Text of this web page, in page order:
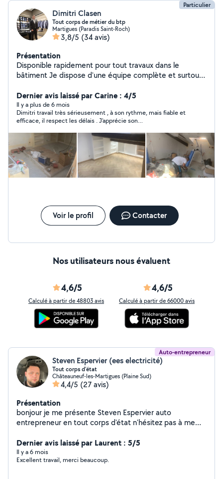
Particulier
Dimitri Clasen
Tout corps de métier du btp
Martigues (Paradis Saint-Roch)
3,8/5 (34 avis)
Présentation
Disponible rapidement pour tout travaux dans le
bâtiment Je dispose d'une équipe complète et surtout
salle de bain Pose de cuisine Maçonnerie Pose de
climatisation entretien dépannage Menuiserie alu PVC
pose et dépannage Serrurerie Ferronnerie sur-mesure
Architecte Décorateur d'intérieur
Dernier avis laissé par Carine : 4/5
Il y a plus de 6 mois
Dimitri travail très sérieusement , à son rythme, mais fiable et
efficace, il respect les délais . J’apprécie son
Voir le profil Contacter
Nos utilisateurs nous évaluent
4,6/5
Calculé à partir de 48803 avis
4,6/5
Calculé à partir de 66000 avis
Auto-entrepreneur
Steven Espervier (ees electricité)
Tout corps d'état
Châteauneuf-les-Martigues (Plaine Sud)
4,4/5 (27 avis)
Présentation
bonjour je me présente Steven Espervier auto
entrepreneur en tout corps d'état n'hésitez pas à me
Dernier avis laissé par Laurent : 5/5
Il y a 6 mois
Excellent travail, merci beaucoup.